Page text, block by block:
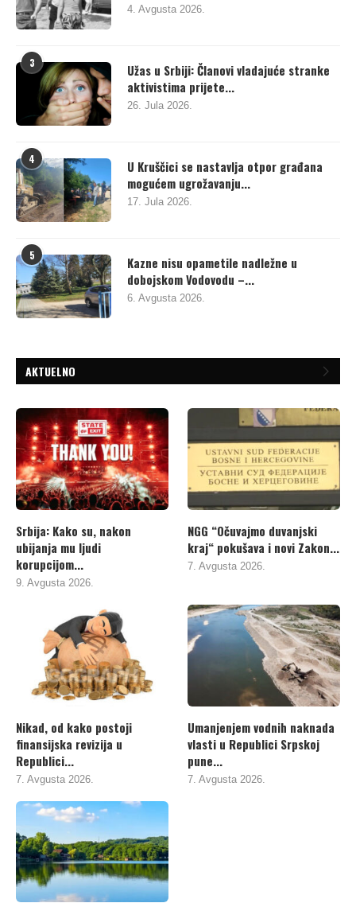
4. Avgusta 2026.
3
Užas u Srbiji: Članovi vladajuće stranke
aktivistima prijete...
26. Jula 2026.
4
U Kruščici se nastavlja otpor građana
mogućem ugrožavanju...
17. Jula 2026.
5
Kazne nisu opametile nadležne u
dobojskom Vodovodu –...
6. Avgusta 2026.
AKTUELNO
Srbija: Kako su, nakon
ubijanja mu ljudi
korupcijom...
9. Avgusta 2026.
NGG “Očuvajmo duvanjski
kraj“ pokušava i novi Zakon...
7. Avgusta 2026.
Nikad, od kako postoji
finansijska revizija u
Republici...
7. Avgusta 2026.
Umanjenjem vodnih naknada
vlasti u Republici Srpskoj
pune...
7. Avgusta 2026.